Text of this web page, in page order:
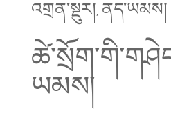
འགྲན་སྡུར།, ནད་ཡམས།
ཡམས།